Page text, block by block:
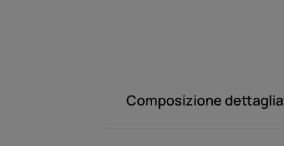
Composizione